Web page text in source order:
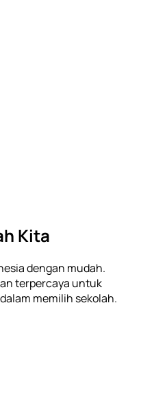
Kita
dengan mudah.
terpercaya untuk
memilih sekolah.